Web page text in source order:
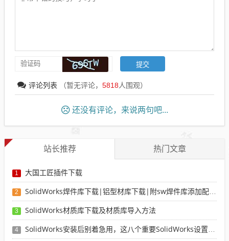
评论列表 （暂无评论， 5818人围观）
还没有评论，来说两句吧...
站长推荐 热门文章
1 大国工匠插件下载
2 SolidWorks焊件库下载|铝型材库下载|附sw焊件库添加配置使用教程
3 SolidWorks材质库下载及材质库导入方法
4 SolidWorks安装后别着急用，这八个重要SolidWorks设置可以提高你的画图效率